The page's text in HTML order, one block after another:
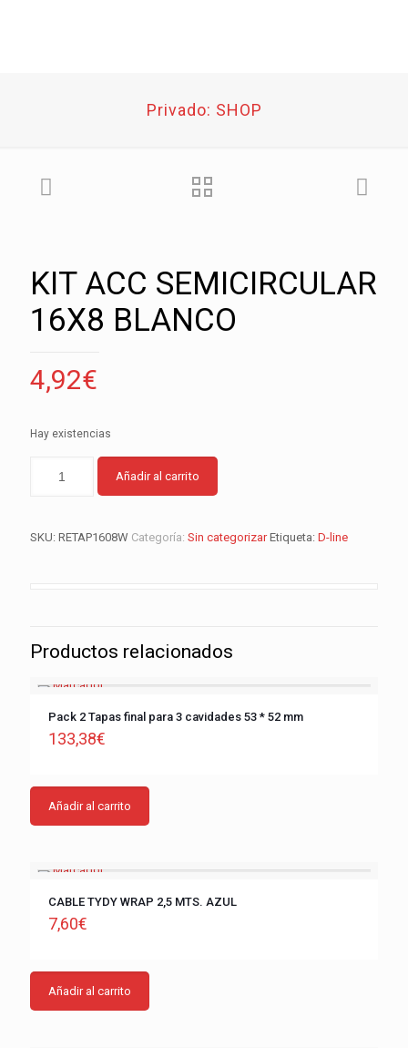
Privado: SHOP
KIT ACC SEMICIRCULAR
16X8 BLANCO
4,92€
Hay existencias
Añadir al carrito
SKU: RETAP1608W Categoría: Sin categorizar Etiqueta: D-line
Productos relacionados
Pack 2 Tapas final para 3 cavidades 53 * 52 mm
133,38€
Añadir al carrito
CABLE TYDY WRAP 2,5 MTS. AZUL
7,60€
Añadir al carrito